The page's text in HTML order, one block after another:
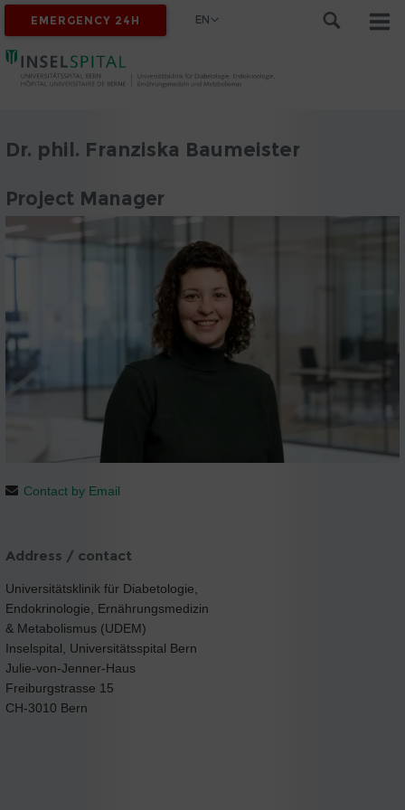
EMERGENCY 24H EN
Dr. phil. Franziska Baumeister
Project Manager
Contact by Email
Address / contact
Universitätsklinik für Diabetologie,
Endokrinologie, Ernährungsmedizin
& Metabolismus (UDEM)
Inselspital, Universitätsspital Bern
Julie-von-Jenner-Haus
Freiburgstrasse 15
CH-3010 Bern